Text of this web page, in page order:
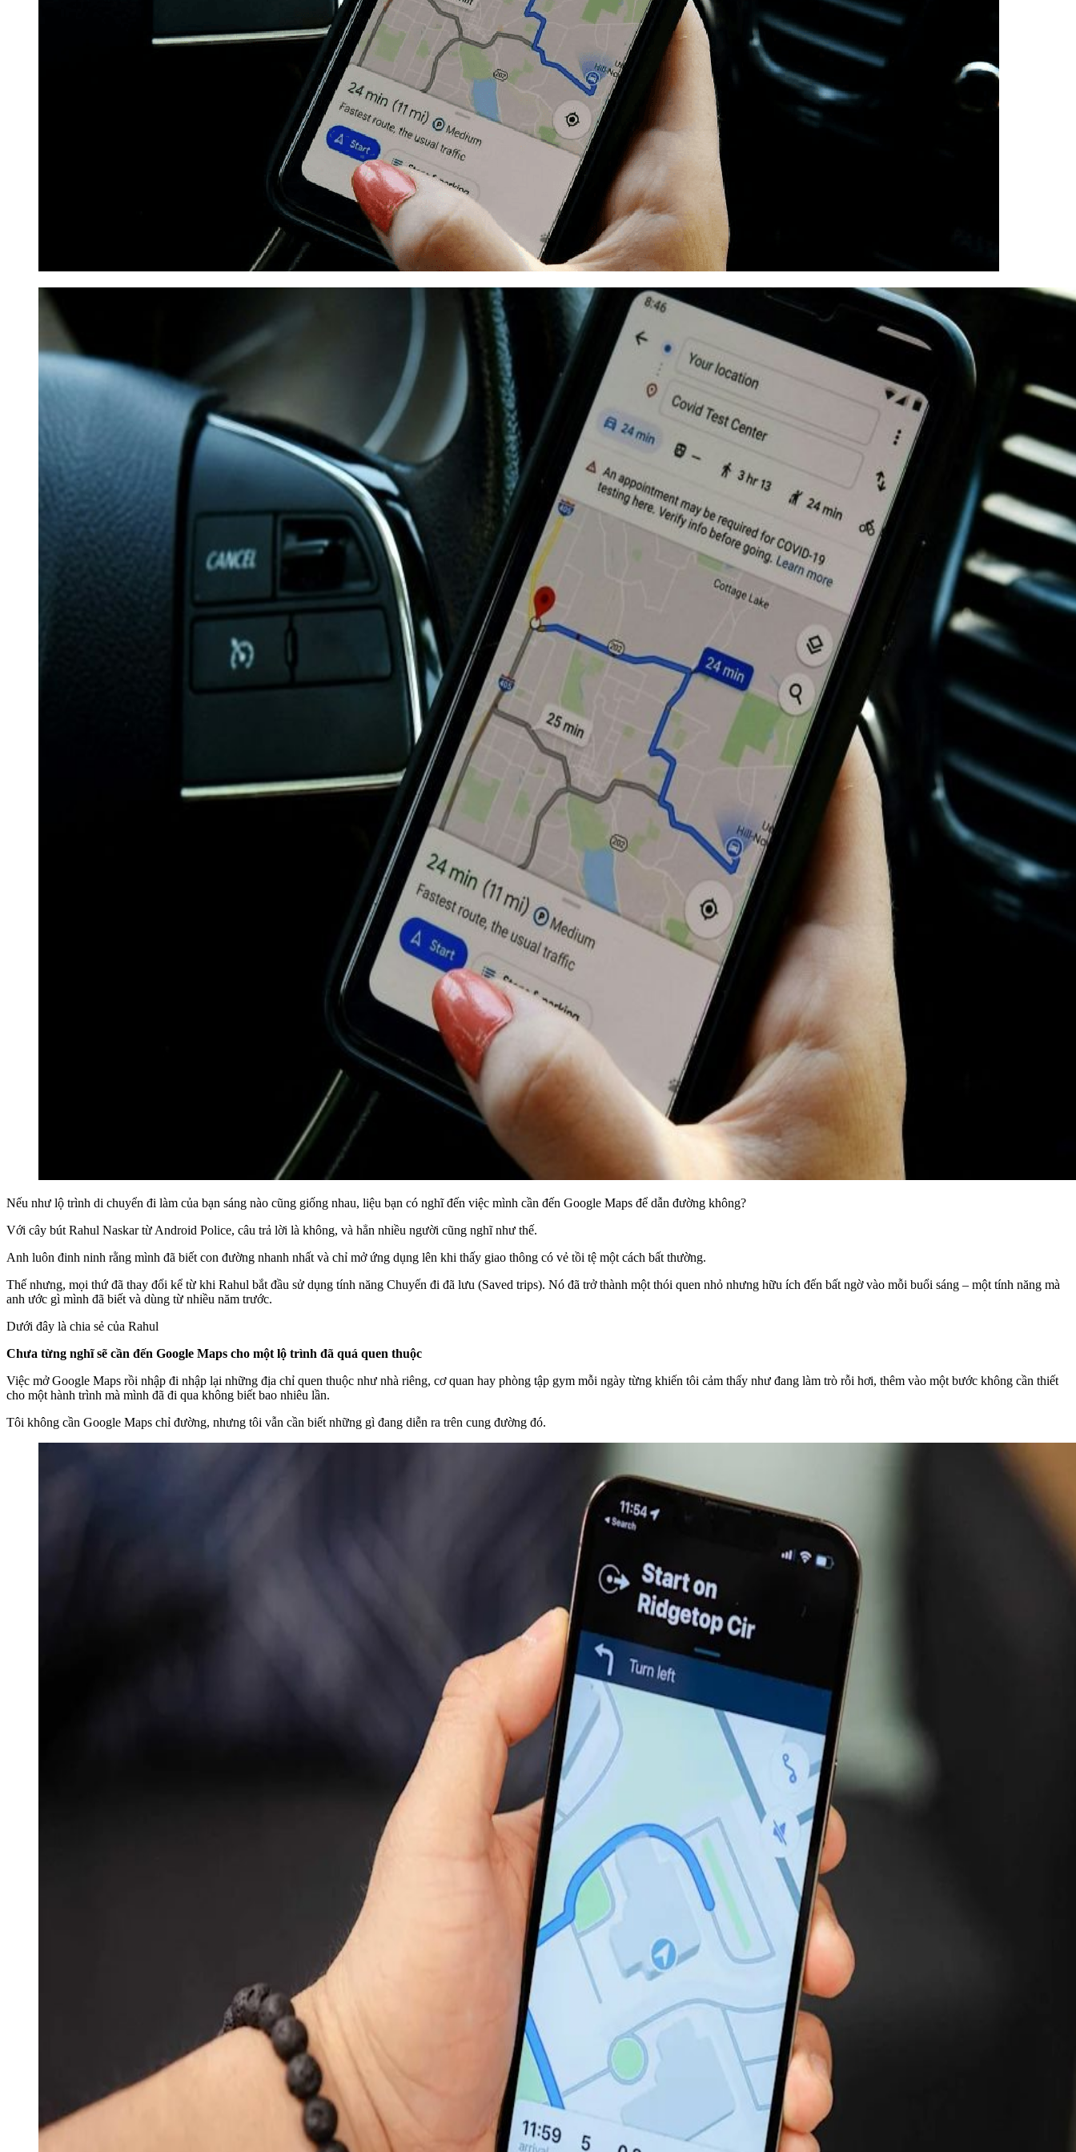
Nếu như lộ trình di chuyển đi làm của bạn sáng nào cũng giống nhau, liệu bạn có nghĩ đến việc mình cần đến Google Maps để dẫn đường không?
Với cây bút Rahul Naskar từ Android Police, câu trả lời là không, và hẳn nhiều người cũng nghĩ như thế.
Anh luôn đinh ninh rằng mình đã biết con đường nhanh nhất và chỉ mở ứng dụng lên khi thấy giao thông có vẻ tồi tệ một cách bất thường.
Thế nhưng, mọi thứ đã thay đổi kể từ khi Rahul bắt đầu sử dụng tính năng Chuyến đi đã lưu (Saved trips). Nó đã trở thành một thói quen nhỏ nhưng hữu ích đến bất ngờ vào mỗi buổi sáng – một tính năng mà
anh ước gì mình đã biết và dùng từ nhiều năm trước.
Dưới đây là chia sẻ của Rahul
Chưa từng nghĩ sẽ cần đến Google Maps cho một lộ trình đã quá quen thuộc
Việc mở Google Maps rồi nhập đi nhập lại những địa chỉ quen thuộc như nhà riêng, cơ quan hay phòng tập gym mỗi ngày từng khiến tôi cảm thấy như đang làm trò rỗi hơi, thêm vào một bước không cần thiết
cho một hành trình mà mình đã đi qua không biết bao nhiêu lần.
Tôi không cần Google Maps chỉ đường, nhưng tôi vẫn cần biết những gì đang diễn ra trên cung đường đó.